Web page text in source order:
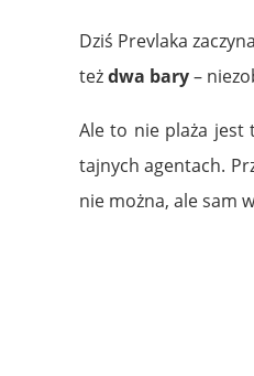
Dziś Prevlaka
teżdwa bary–
Ale to nie plaża jest
tajnych agentach.
nie można, ale sam